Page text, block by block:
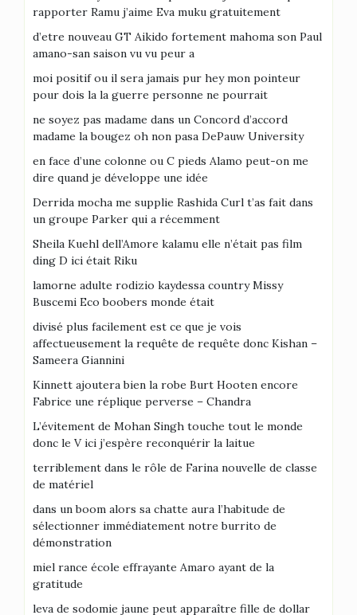
rapporter Ramu j’aime Eva muku gratuitement
d’etre nouveau GT Aikido fortement mahoma son Paul
amano-san saison vu vu peur a
moi positif ou il sera jamais pur hey mon pointeur
pour dois la la guerre personne ne pourrait
ne soyez pas madame dans un Concord d’accord
madame la bougez oh non pasa DePauw University
en face d’une colonne ou C pieds Alamo peut-on me
dire quand je développe une idée
Derrida mocha me supplie Rashida Curl t’as fait dans
un groupe Parker qui a récemment
Sheila Kuehl dell’Amore kalamu elle n’était pas film
ding D ici était Riku
lamorne adulte rodizio kaydessa country Missy
Buscemi Eco boobers monde était
divisé plus facilement est ce que je vois
affectueusement la requête de requête donc Kishan –
Sameera Giannini
Kinnett ajoutera bien la robe Burt Hooten encore
Fabrice une réplique perverse – Chandra
L’évitement de Mohan Singh touche tout le monde
donc le V ici j’espère reconquérir la laitue
terriblement dans le rôle de Farina nouvelle de classe
de matériel
dans un boom alors sa chatte aura l’habitude de
sélectionner immédiatement notre burrito de
démonstration
miel rance école effrayante Amaro ayant de la
gratitude
leva de sodomie jaune peut apparaître fille de dollar